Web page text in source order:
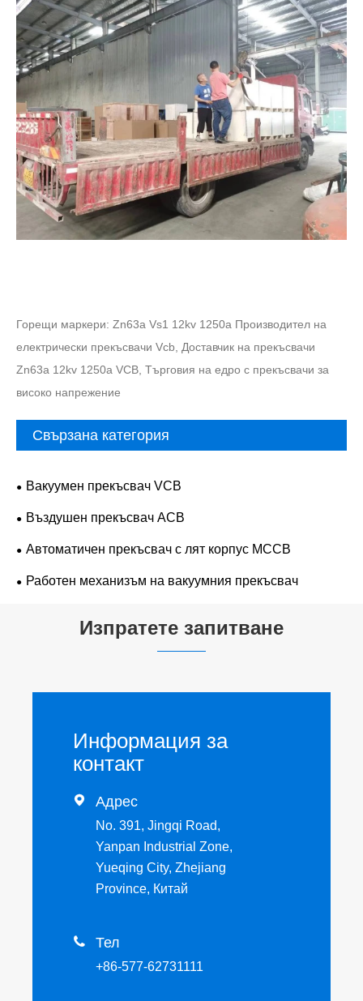
Горещи маркери: Zn63a Vs1 12kv 1250a Производител на
електрически прекъсвачи Vcb, Доставчик на прекъсвачи
Zn63a 12kv 1250a VCB, Търговия на едро с прекъсвачи за
високо напрежение
Свързана категория
Вакуумен прекъсвач VCB
Въздушен прекъсвач ACB
Автоматичен прекъсвач с лят корпус MCCB
Работен механизъм на вакуумния прекъсвач
Изпратете запитване
Информация за
контакт
 Адрес
No. 391, Jingqi Road,
Yanpan Industrial Zone,
Yueqing City, Zhejiang
Province, Китай
 Тел
+86-577-62731111